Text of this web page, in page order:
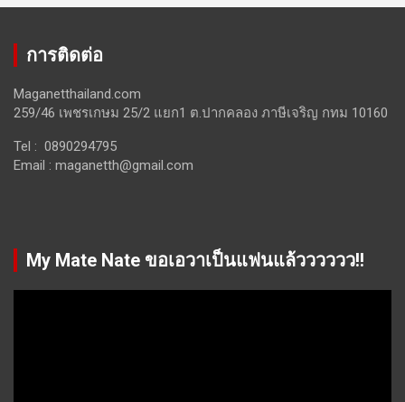
การติดต่อ
Maganetthailand.com
259/46 เพชรเกษม 25/2 แยก1 ต.ปากคลอง ภาษีเจริญ กทม 10160
Tel : 0890294795
Email : maganetth@gmail.com
My Mate Nate ขอเอวาเป็นแฟนแล้วววววว!!